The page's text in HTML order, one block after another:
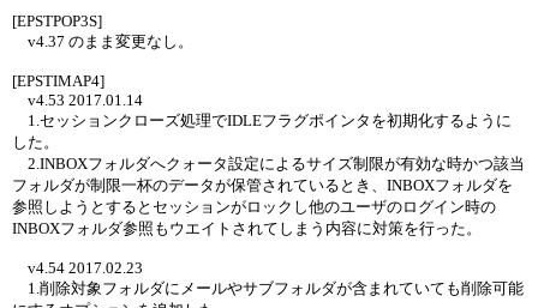
[EPSTPOP3S]
v4.37 のまま変更なし。
[EPSTIMAP4]
v4.53 2017.01.14
1.セッションクローズ処理でIDLEフラグポインタを初期化するように
した。
2.INBOXフォルダへクォータ設定によるサイズ制限が有効な時かつ該当
フォルダが制限一杯のデータが保管されているとき、INBOXフォルダを
参照しようとするとセッションがロックし他のユーザのログイン時の
INBOXフォルダ参照もウエイトされてしまう内容に対策を行った。
v4.54 2017.02.23
1.削除対象フォルダにメールやサブフォルダが含まれていても削除可能